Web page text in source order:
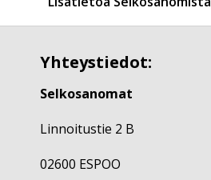
Yhteystiedot:
Selkosanomat
Linnoitustie 2 B
02600 ESPOO